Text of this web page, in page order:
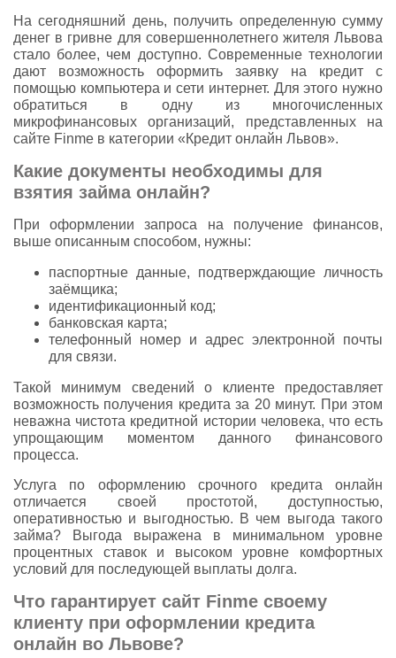
На сегодняшний день, получить определенную сумму
денег в гривне для совершеннолетнего жителя Львова
стало более, чем доступно. Современные технологии
дают возможность оформить заявку на кредит с
помощью компьютера и сети интернет. Для этого нужно
обратиться в одну из многочисленных
микрофинансовых организаций, представленных на
сайте Finme в категории «Кредит онлайн Львов».
Какие документы необходимы для
взятия займа онлайн?
При оформлении запроса на получение финансов,
выше описанным способом, нужны:
паспортные данные, подтверждающие личность
заёмщика;
идентификационный код;
банковская карта;
телефонный номер и адрес электронной почты
для связи.
Такой минимум сведений о клиенте предоставляет
возможность получения кредита за 20 минут. При этом
неважна чистота кредитной истории человека, что есть
упрощающим моментом данного финансового
процесса.
Услуга по оформлению срочного кредита онлайн
отличается своей простотой, доступностью,
оперативностью и выгодностью. В чем выгода такого
займа? Выгода выражена в минимальном уровне
процентных ставок и высоком уровне комфортных
условий для последующей выплаты долга.
Что гарантирует сайт Finme своему
клиенту при оформлении кредита
онлайн во Львове?